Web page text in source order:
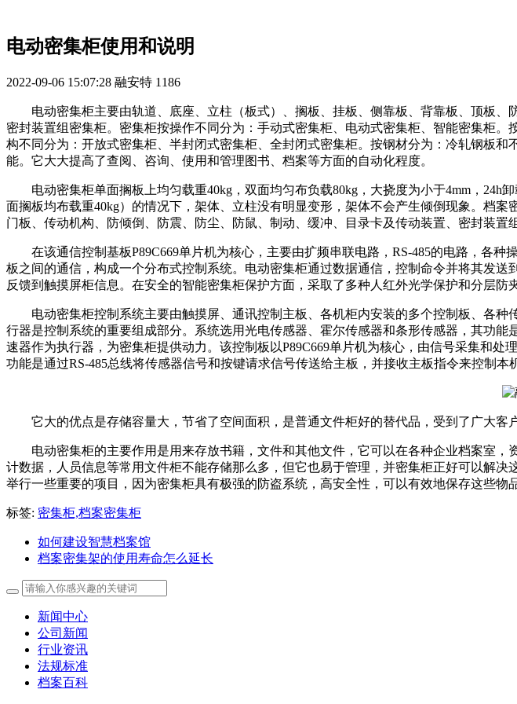
电动密集柜使用和说明
2022-09-06 15:07:28 融安特 1186
电动密集柜主要由轨道、底座、立柱（板式）、搁板、挂板、侧靠板、背靠板、顶板
密封装置组密集柜。密集柜按操作不同分为：手动式密集柜、电动式密集柜、智能密集柜
构不同分为：开放式密集柜、半封闭式密集柜、全封闭式密集柜。按钢材分为：冷轧钢板
能。它大大提高了查阅、咨询、使用和管理图书、档案等方面的自动化程度。
电动密集柜单面搁板上均匀载重40kg，双面均匀布负载80kg，大挠度为小于4mm，
面搁板均布载重40kg）的情况下，架体、立柱没有明显变形，架体不会产生倾倒现象。档
门板、传动机构、防倾倒、防震、防尘、防鼠、制动、缓冲、目录卡及传动装置、密封装置
在该通信控制基板P89C669单片机为核心，主要由扩频串联电路，RS-485的电路，各
板之间的通信，构成一个分布式控制系统。电动密集柜通过数据通信，控制命令并将其发
反馈到触摸屏柜信息。在安全的智能密集柜保护方面，采取了多种人红外光学保护和分层防
电动密集柜控制系统主要由触摸屏、通讯控制主板、各机柜内安装的多个控制板、各
行器是控制系统的重要组成部分。系统选用光电传感器、霍尔传感器和条形传感器，其功
速器作为执行器，为密集柜提供动力。该控制板以P89C669单片机为核心，由信号采集和
功能是通过RS-485总线将传感器信号和按键请求信号传送给主板，并接收主板指令来控制本
它大的优点是存储容量大，节省了空间面积，是普通文件柜好的替代品，受到了广大客
电动密集柜的主要作用是用来存放书籍，文件和其他文件，它可以在各种企业档案室
计数据，人员信息等常用文件柜不能存储那么多，但它也易于管理，并密集柜正好可以解
举行一些重要的项目，因为密集柜具有极强的防盗系统，高安全性，可以有效地保存这些物
标签: 密集柜,档案密集柜
如何建设智慧档案馆
档案密集架的使用寿命怎么延长
新闻中心
公司新闻
行业资讯
法规标准
档案百科